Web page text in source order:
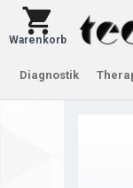
Warenkorb
Diagnostik